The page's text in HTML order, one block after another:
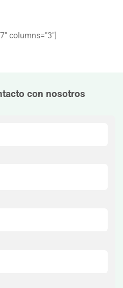
columns="3″]
con nosotros